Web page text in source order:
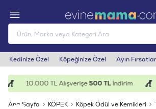
Kedinize Özel Köpeğinize Özel Ayın
10.000 TL Alışverişe500 TLİndirim
Ana Sayfa KÖPEK Köpek Ödül ve Kemikleri